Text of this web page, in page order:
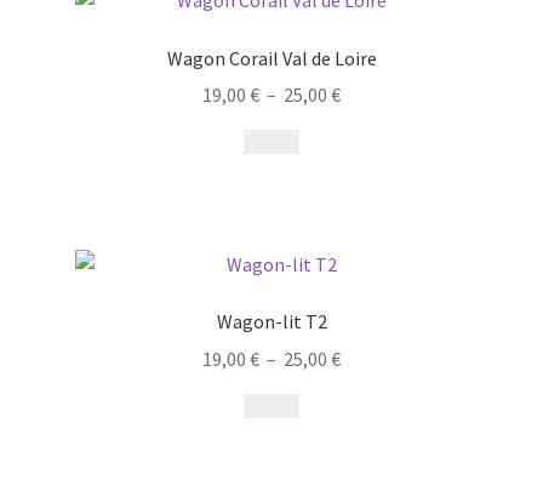
Wagon Corail Val de Loire
19,00 € – 25,00 €
Wagon-lit T2
19,00 € – 25,00 €